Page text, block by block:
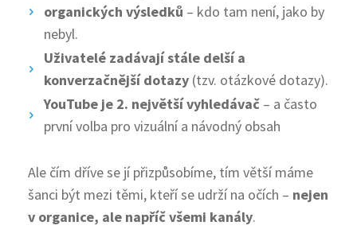
organických výsledků – kdo tam není, jako by
nebyl.
Uživatelé zadávají stále delší a
konverzačnější dotazy (tzv. otázkové dotazy).
YouTube je 2. největší vyhledávač – a často
první volba pro vizuální a návodný obsah
Ale čím dříve se jí přizpůsobíme, tím větší máme
šanci být mezi těmi, kteří se udrží na očích – nejen
v organice, ale napříč všemi kanály.